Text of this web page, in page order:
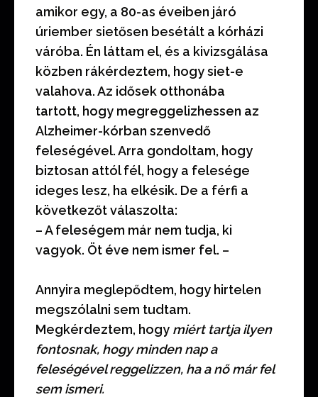
amikor egy, a 80-as éveiben járó
úriember sietősen besétált a kórházi
váróba. Én láttam el, és a kivizsgálása
közben rákérdeztem, hogy siet-e
valahova. Az idősek otthonába
tartott, hogy megreggelizhessen az
Alzheimer-kórban szenvedő
feleségével. Arra gondoltam, hogy
biztosan attól fél, hogy a felesége
ideges lesz, ha elkésik. De a férfi a
következőt válaszolta:
– A feleségem már nem tudja, ki
vagyok. Öt éve nem ismer fel. –
Annyira meglepődtem, hogy hirtelen
megszólalni sem tudtam.
Megkérdeztem, hogy miért tartja ilyen
fontosnak, hogy minden nap a
feleségével reggelizzen, ha a nő már fel
sem ismeri.